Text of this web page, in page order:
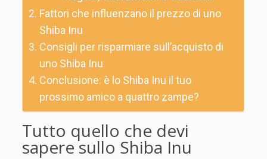
Fattori che influenzano il prezzo di uno
Shiba Inu
Consigli per risparmiare sull’acquisto di
uno Shiba Inu
Conclusione: è lo Shiba Inu il tuo
prossimo amico a quattro zampe?
Tutto quello che devi
sapere sullo Shiba Inu